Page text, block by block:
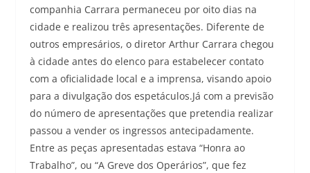
companhia Carrara permaneceu por oito dias na
cidade e realizou três apresentações. Diferente de
outros empresários, o diretor Arthur Carrara chegou
à cidade antes do elenco para estabelecer contato
com a oficialidade local e a imprensa, visando apoio
para a divulgação dos espetáculos.Já com a previsão
do número de apresentações que pretendia realizar
passou a vender os ingressos antecipadamente.
Entre as peças apresentadas estava “Honra ao
Trabalho”, ou “A Greve dos Operários”, que fez